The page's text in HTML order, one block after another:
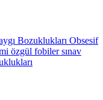
Bozuklukları Obsesif
özgül fobilersınav